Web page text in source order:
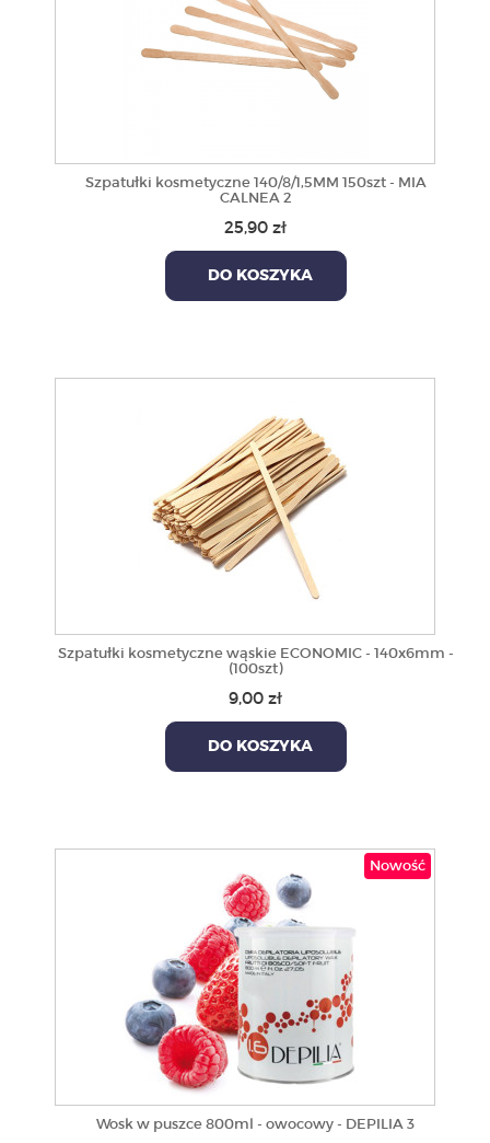
Szpatułki kosmetyczne 140/8/1,5MM 150szt - MIA
CALNEA 2
25,90 zł
DO KOSZYKA
Szpatułki kosmetyczne wąskie ECONOMIC - 140x6mm -
(100szt)
9,00 zł
DO KOSZYKA
Nowość
Wosk w puszce 800ml - owocowy - DEPILIA 3